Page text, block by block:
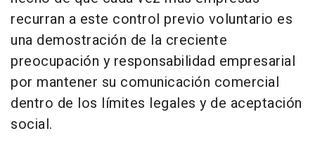
recurran a este control previo voluntario es
una demostración de la creciente
preocupación y responsabilidad empresarial
por mantener su comunicación comercial
dentro de los límites legales y de aceptación
social.